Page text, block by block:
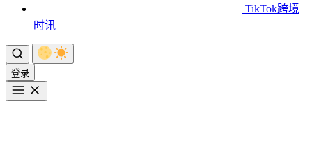
TikTok跨境
时讯
登录